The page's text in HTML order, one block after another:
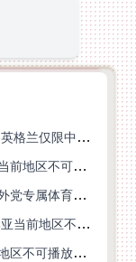
别慌！在国外看世界杯中文直播挪威 VS 英格兰仅限中国大陆？这篇指南帮你搞定
在海外看世界杯直播英格兰 vs 刚果 (金)当前地区不可播放？这篇指南帮你突破所有限制
在国外如何看世界杯巴西 vs 摩洛哥？海外党专属体育观赛指南来了
在国外看世界杯中文直播瑞士 VS 哥伦比亚当前地区不可播放？这篇指南帮你搞定
在国外看世界杯巴拿马 vs 克罗地亚当前地区不可播放？这篇指南帮你轻松解决海外体育直播难题